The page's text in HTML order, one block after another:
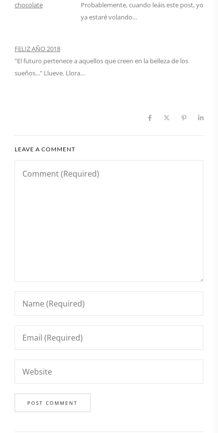
Probablemente, cuando leáis este post, yo
ya estaré volando…
FELIZ AÑO 2018
"El futuro pertenece a aquellos que creen en la belleza de los
sueños..." Llueve. Llora…
LEAVE A COMMENT